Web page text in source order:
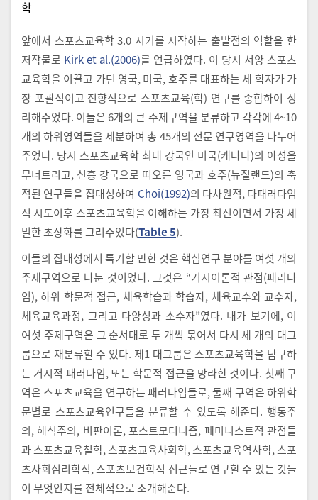
학
앞에서 스포츠교육학 3.0 시기를 시작하는 출발점의 역할을 한
저작물로 Kirk et al.(2006)를 언급하였다. 이 당시 서양 스포츠
교육학을 이끌고 가던 영국, 미국, 호주를 대표하는 세 학자가 가
장 포괄적이고 전향적으로 스포츠교육(학) 연구를 종합하여 정
리해주었다. 이들은 6개의 큰 주제구역을 분류하고 각각에 4~10
개의 하위영역들을 세분하여 총 45개의 전문 연구영역을 나누어
주었다. 당시 스포츠교육학 최대 강국인 미국(캐나다)의 아성을
무너트리고, 신흥 강국으로 떠오른 영국과 호주(뉴질랜드)의 축
적된 연구들을 집대성하여 Choi(1992)의 다차원적, 다패러다임
적 시도이후 스포츠교육학을 이해하는 가장 최신이면서 가장 세
밀한 초상화를 그려주었다(Table 5).
이들의 집대성에서 특기할 만한 것은 핵심연구 분야를 여섯 개의
주제구역으로 나눈 것이었다. 그것은 “거시이론적 관점(패러다
임), 하위 학문적 접근, 체육학습과 학습자, 체육교수와 교수자,
체육교육과정, 그리고 다양성과 소수자”였다. 내가 보기에, 이
여섯 주제구역은 그 순서대로 두 개씩 묶어서 다시 세 개의 대그
룹으로 재분류할 수 있다. 제1 대그룹은 스포츠교육학을 탐구하
는 거시적 패러다임, 또는 학문적 접근을 망라한 것이다. 첫째 구
역은 스포츠교육을 연구하는 패러다임들로, 둘째 구역은 하위학
문별로 스포츠교육연구들을 분류할 수 있도록 해준다. 행동주
의, 해석주의, 비판이론, 포스트모더니즘, 페미니스트적 관점들
과 스포츠교육철학, 스포츠교육사회학, 스포츠교육역사학, 스포
츠사회심리학적, 스포츠보건학적 접근들로 연구할 수 있는 것들
이 무엇인지를 전체적으로 소개해준다.